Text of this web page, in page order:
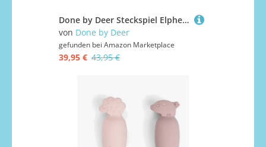
Done by Deer Steckspiel Elphee Grau - fördert die Feinmotorik und hilft, geometrische Formen zu erkennen - Motorikspielzeug, Montessori Spielzeug, Holzspielzeug
von Done by Deer
gefunden bei Amazon Marketplace
39,95 € 43,95 €